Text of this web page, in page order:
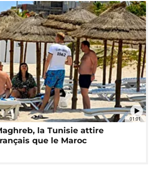
01:01
la Tunisie attire
que le Maroc